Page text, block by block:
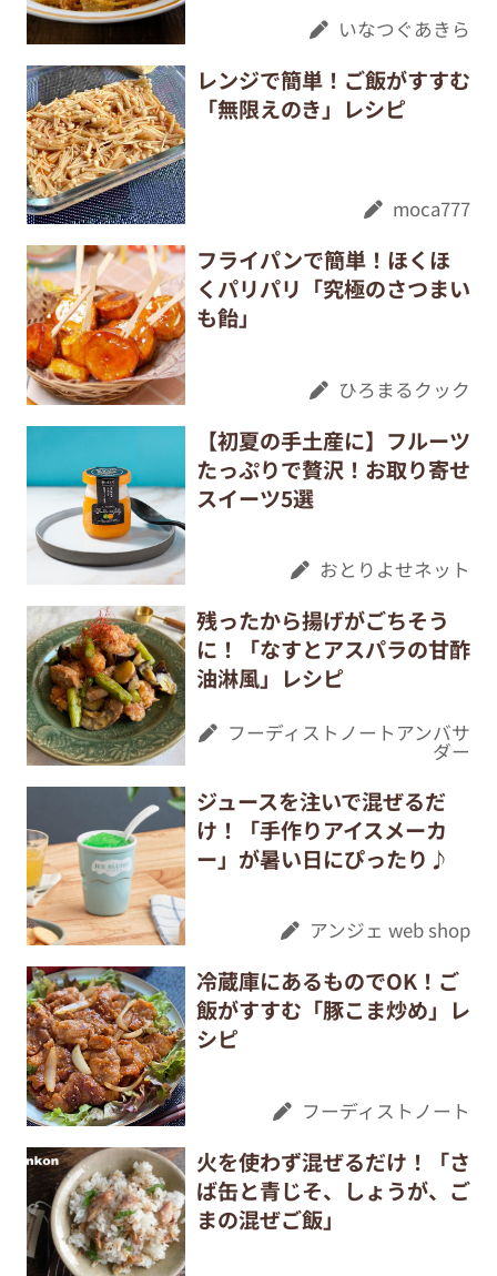
いなつぐあきら
レンジで簡単！ご飯がすすむ
「無限えのき」レシピ
moca777
フライパンで簡単！ほくほ
くパリパリ「究極のさつまい
も飴」
ひろまるクック
【初夏の手土産に】フルーツ
たっぷりで贅沢！お取り寄せ
スイーツ5選
おとりよせネット
残ったから揚げがごちそう
に！「なすとアスパラの甘酢
油淋風」レシピ
フーディストノートアンバサ
ダー
ジュースを注いで混ぜるだ
け！「手作りアイスメーカ
ー」が暑い日にぴったり♪
アンジェ web shop
冷蔵庫にあるものでOK！ご
飯がすすむ「豚こま炒め」レ
シピ
フーディストノート
火を使わず混ぜるだけ！「さ
ば缶と青じそ、しょうが、ご
まの混ぜご飯」